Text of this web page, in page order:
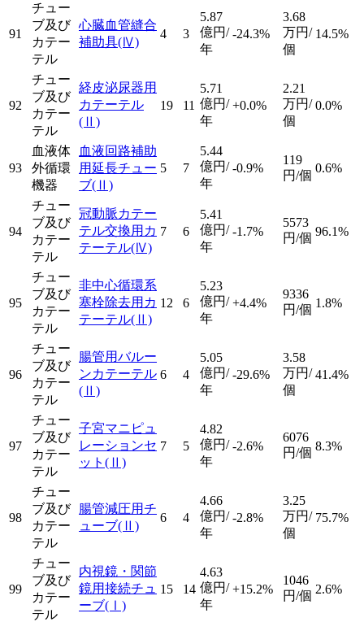
91
チュー
ブ及び
カテー
テル
心臓血管縫合
補助具(Ⅳ)
4 3
5.87
億円/
年
-24.3%
3.68
万円/
個
14.5%
92
チュー
ブ及び
カテー
テル
経皮泌尿器用
カテーテル
(Ⅱ)
19 11
5.71
億円/
年
+0.0%
2.21
万円/
個
0.0%
93
血液体
外循環
機器
血液回路補助
用延長チュー
ブ(Ⅱ)
5 7
5.44
億円/
年
-0.9%
119
円/個
0.6%
94
チュー
ブ及び
カテー
テル
冠動脈カテー
テル交換用カ
テーテル(Ⅳ)
7 6
5.41
億円/
年
-1.7%
5573
円/個 96.1%
95
チュー
ブ及び
カテー
テル
非中心循環系
塞栓除去用カ
テーテル(Ⅱ)
12 6
5.23
億円/
年
+4.4%
9336
円/個 1.8%
96
チュー
ブ及び
カテー
テル
腸管用バルー
ンカテーテル
(Ⅱ)
6 4
5.05
億円/
年
-29.6%
3.58
万円/
個
41.4%
97
チュー
ブ及び
カテー
テル
子宮マニピュ
レーションセ
ット (Ⅱ)
7 5
4.82
億円/
年
-2.6%
6076
円/個 8.3%
98
チュー
ブ及び
カテー
テル
腸管減圧用チ
ューブ(Ⅱ)
6 4
4.66
億円/
年
-2.8%
3.25
万円/
個
75.7%
99
チュー
ブ及び
カテー
テル
内視鏡・関節
鏡用接続チュ
ーブ(Ⅰ)
15 14
4.63
億円/
年
+15.2%
1046
円/個 2.6%